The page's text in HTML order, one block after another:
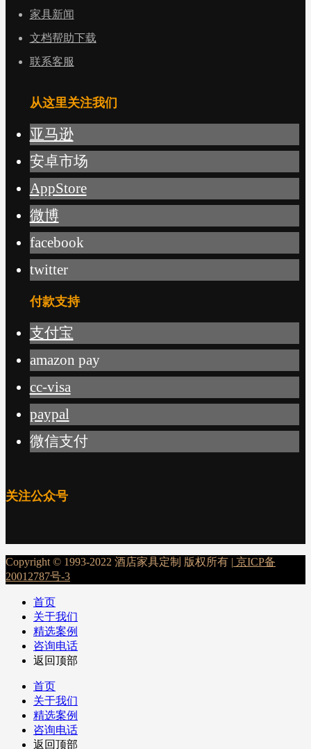
家具新闻
文档帮助下载
联系客服
从这里关注我们
亚马逊
安卓市场
AppStore
微博
facebook
twitter
付款支持
支付宝
amazon pay
cc-visa
paypal
微信支付
关注公众号
Copyright © 1993-2022 酒店家具定制 版权所有 | 京ICP备
20012787号-3
首页
关于我们
精选案例
咨询电话
返回顶部
首页
关于我们
精选案例
咨询电话
返回顶部